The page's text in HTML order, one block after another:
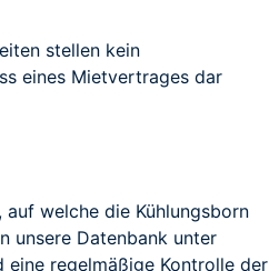
stellen kein
eines Mietvertrages dar
welche die Kühlungsborn
unsere Datenbank unter
regelmäßige Kontrolle der